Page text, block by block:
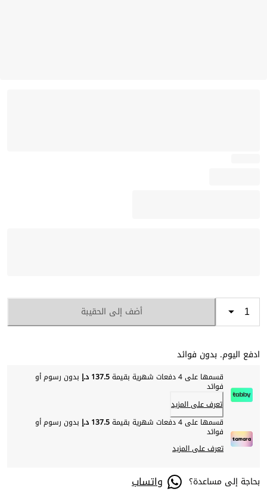
أضف إلى الحقيبة
ادفع اليوم. بدون فوائد
قسمها على 4 دفعات شهرية بقيمة 137.5 د.إ بدون رسوم أو
فوائد
تعرف على المزيد
قسمها على 4 دفعات شهرية بقيمة
137.5 د.إ بدون رسوم أو
فوائد
تعرف على المزيد
بحاجة إلى مساعدة؟ واتساب